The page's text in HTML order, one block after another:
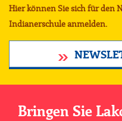
Hier können Sie sich für den
Indianerschule anmelden.
Bringen Sie